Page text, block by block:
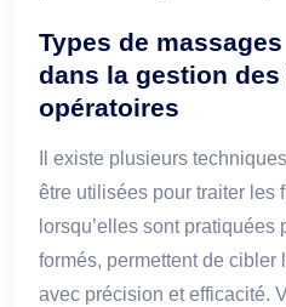
Types de
dans la gestion
opératoires
Il existe plusieurs
être utilisées pour traiter les
lorsqu’elles sont
formés, permettent de
avec précision et efficacité.